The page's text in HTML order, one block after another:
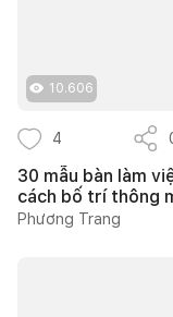
10.606
4
30 mẫu bàn làm
cách bố trí thông
Phương Trang